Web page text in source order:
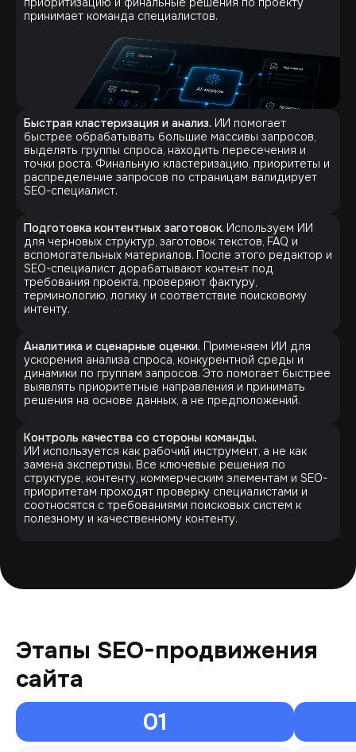
принимает команда специалистов.
Быстрая кластеризация и анализ. ИИ помогает
быстрее обрабатывать большие массивы запросов,
выделять группы спроса, находить пересечения и
точки роста. Финальную кластеризацию, приоритеты и
распределение запросов по страницам валидирует
SEO-специалист.
Подготовка контентных заготовок. Используем ИИ
для черновых структур, заготовок текстов, FAQ и
вспомогательных материалов. После этого редактор и
SEO-специалист дорабатывают контент под
требования проекта, проверяют фактуру,
терминологию, логику и соответствие поисковому
интенту.
Аналитика и сценарные оценки. Применяем ИИ для
ускорения анализа спроса, конкурентной среды и
динамики по группам запросов. Это помогает быстрее
выявлять приоритетные направления и принимать
решения на основе данных, а не предположений.
Контроль качества со стороны команды.
ИИ используется как рабочий инструмент, а не как
замена экспертизы. Все ключевые решения по
структуре, контенту, коммерческим элементам и SEO-
приоритетам проходят проверку специалистами и
соотносятся с требованиями поисковых систем к
полезному и качественному контенту.
Этапы SEO-продвижения
сайта
01